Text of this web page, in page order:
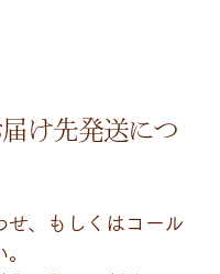
け先発送につ
、もしくはコール